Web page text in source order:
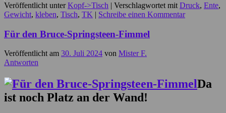
Veröffentlicht unter Kopf->Tisch | Verschlagwortet mit Druck, Ente,
Gewicht, kleben, Tisch, TK | Schreibe einen Kommentar
Für den Bruce-Springsteen-Fimmel
Veröffentlicht am 30. Juli 2024 von Mister F.
Antworten
Da
ist noch Platz an der Wand!